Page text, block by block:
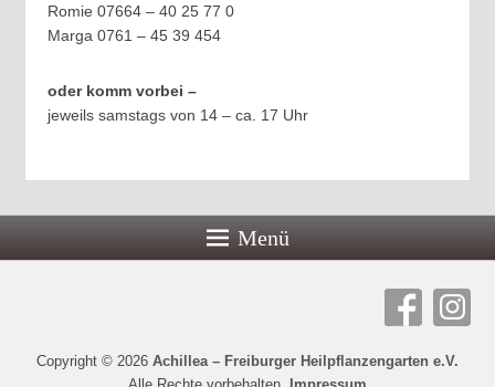
Romie 07664 – 40 25 77 0
Marga 0761 – 45 39 454
oder komm vorbei –
jeweils samstags von 14 – ca. 17 Uhr
Menü
Copyright © 2026 Achillea – Freiburger Heilpflanzengarten e.V.